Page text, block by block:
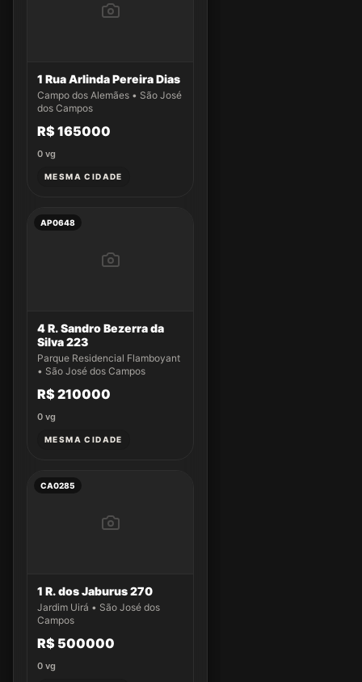
1 Rua Arlinda Pereira Dias
Campo dos Alemães • São José
dos Campos
R$ 165000
0 vg
MESMA CIDADE
AP0648
4 R. Sandro Bezerra da
Silva 223
Parque Residencial Flamboyant
• São José dos Campos
R$ 210000
0 vg
MESMA CIDADE
CA0285
1 R. dos Jaburus 270
Jardim Uirá • São José dos
Campos
R$ 500000
0 vg